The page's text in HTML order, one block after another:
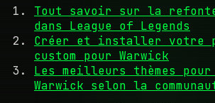
Tout savoir sur la refonte
dans League of Legends
Créer et installer votre
custom pour Warwick
Les meilleurs thèmes
Warwick selon la